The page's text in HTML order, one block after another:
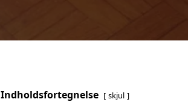
Indholdsfortegnelse skjul